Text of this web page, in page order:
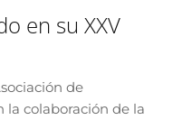
en su XXV
de
la colaboración de la